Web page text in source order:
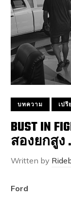
บทความ เป
BUST IN
สองยกสู
Written by
Ford